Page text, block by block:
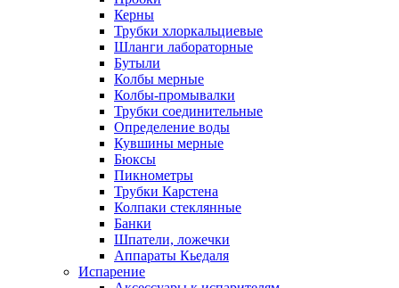
Керны
Трубки хлоркальциевые
Шланги лабораторные
Бутыли
Колбы мерные
Колбы-промывалки
Трубки соединительные
Определение воды
Кувшины мерные
Бюксы
Пикнометры
Трубки Карстена
Колпаки стеклянные
Банки
Шпатели, ложечки
Аппараты Кьедаля
Испарение